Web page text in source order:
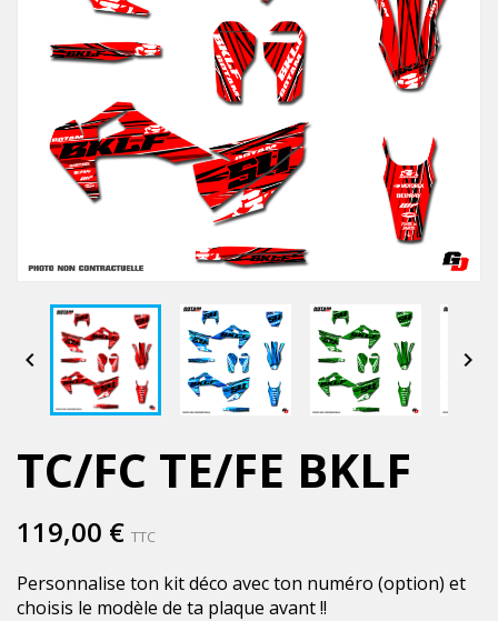
 
TC/FC TE/FE BKLF
119,00 € TTC
Personnalise ton kit déco avec ton numéro (option) et
choisis le modèle de ta plaque avant !!